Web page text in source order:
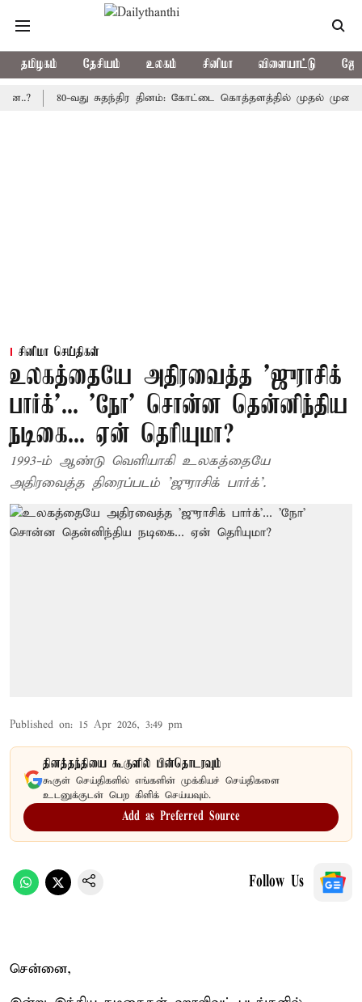
தமிழகம் தேசியம் உலகம் சினிமா விளையாட்டு
80-வது சுதந்திர தினம்: கோட்டை கொத்தளத்தில் முதல் முறையாக
சினிமா செய்திகள்
உலகத்தையே அதிரவைத்த 'ஜுராசிக்
பார்க்'... ’நோ’ சொன்ன தென்னிந்திய
நடிகை... ஏன் தெரியுமா?
1993-ம் ஆண்டு வெளியாகி உலகத்தையே
அதிரவைத்த திரைப்படம் 'ஜுராசிக் பார்க்'.
Published on: 15 Apr 2026, 3:49 pm
தினத்தந்தியை கூகுளில் பின்தொடரவும்
கூகுள் செய்திகளில் எங்களின் முக்கியச் செய்திகளை
உடனுக்குடன் பெற கிளிக் செய்யவும்.
Add as Preferred Source
Follow Us
சென்னை,